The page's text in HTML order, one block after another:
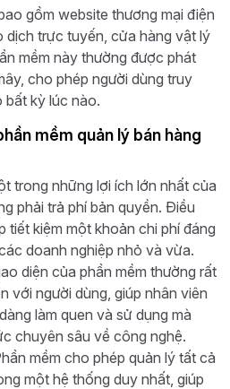
gồm website thương mại điện
dịch trực tuyến, cửa hàng vật lý
mềm này thường được phát
cho phép người dùng truy
bất kỳ lúc nào.
mềm quản lý bán hàng
trong những lợi ích lớn nhất của
phải trả phí bản quyền. Điều
tiết kiệm một khoản chi phí đáng
doanh nghiệp nhỏ và vừa.
diện của phần mềm thường rất
với người dùng, giúp nhân viên
làm quen và sử dụng mà
chuyên sâu về công nghệ.
mềm cho phép quản lý tất cả
một hệ thống duy nhất, giúp